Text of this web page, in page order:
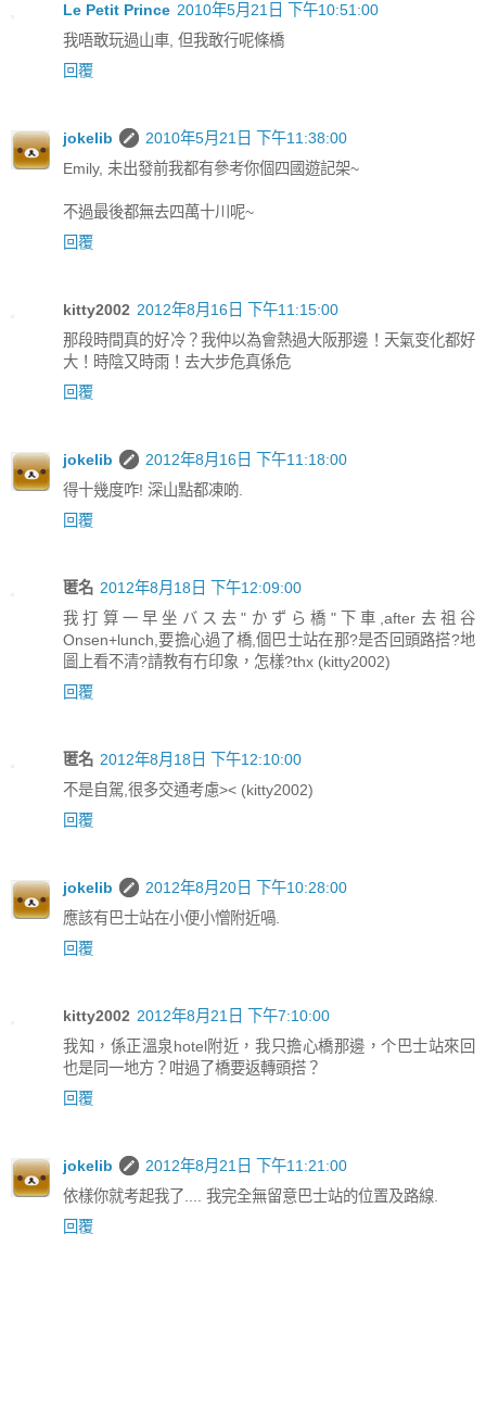
Le Petit Prince 2010年5月21日 下午10:51:00
我唔敢玩過山車, 但我敢行呢條橋
回覆
jokelib
2010年5月21日 下午11:38:00
Emily, 未出發前我都有參考你個四國遊記架~
不過最後都無去四萬十川呢~
回覆
kitty2002 2012年8月16日 下午11:15:00
那段時間真的好冷？我仲以為會熱過大阪那邊！天氣变化都好
大！時陰又時雨！去大步危真係危
回覆
jokelib
2012年8月16日 下午11:18:00
得十幾度咋! 深山點都凍啲.
回覆
匿名 2012年8月18日 下午12:09:00
我打算一早坐バス去"かずら橋"下車,after去祖谷
Onsen+lunch,要擔心過了橋,個巴士站在那?是否回頭路搭?地
圖上看不清?請教有冇印象，怎樣?thx (kitty2002)
回覆
匿名 2012年8月18日 下午12:10:00
不是自駕,很多交通考慮>< (kitty2002)
回覆
jokelib
2012年8月20日 下午10:28:00
應該有巴士站在小便小憎附近喎.
回覆
kitty2002 2012年8月21日 下午7:10:00
我知，係正溫泉hotel附近，我只擔心橋那邊，个巴士站來回
也是同一地方？咁過了橋要返轉頭搭？
回覆
jokelib
2012年8月21日 下午11:21:00
依樣你就考起我了.... 我完全無留意巴士站的位置及路線.
回覆